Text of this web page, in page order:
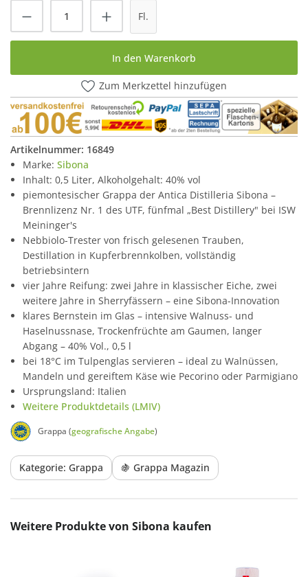
Produkt Anzahl: Gib den gewünschten
Fl.
In den Warenkorb
Zum Merkzettel hinzufügen
Artikelnummer: 16849
Marke: Sibona
Inhalt: 0,5 Liter, Alkoholgehalt: 40% vol
piemontesischer Grappa der Antica Distilleria Sibona –
Brennlizenz Nr. 1 des UTF, fünfmal „Best Distillery" bei ISW
Meininger's
Nebbiolo-Trester von frisch gelesenen Trauben,
Destillation in Kupferbrennkolben, vollständig
betriebsintern
vier Jahre Reifung: zwei Jahre in klassischer Eiche, zwei
weitere Jahre in Sherryfässern – eine Sibona-Innovation
klares Bernstein im Glas – intensive Walnuss- und
Haselnussnase, Trockenfrüchte am Gaumen, langer
Abgang – 40% Vol., 0,5 l
bei 18°C im Tulpenglas servieren – ideal zu Walnüssen,
Mandeln und gereiftem Käse wie Pecorino oder Parmigiano
Ursprungsland: Italien
Weitere Produktdetails (LMIV)
Grappa (geografische Angabe)
Kategorie: Grappa 🍇 Grappa Magazin
Produktgalerie überspringen
Weitere Produkte von Sibona kaufen